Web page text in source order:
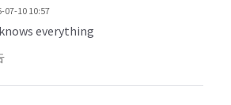
07-10 10:57
everything